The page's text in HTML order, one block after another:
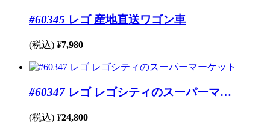
#60345 レゴ 産地直送ワゴン車
(税込) ¥7,980
#60347 レゴ レゴシティのスーパーマ…
(税込) ¥24,800